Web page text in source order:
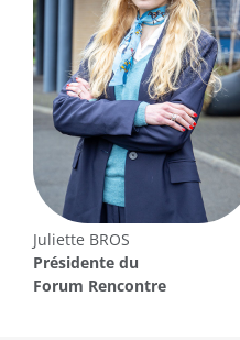
Juliette BROS
Présidente du
Forum Rencontre